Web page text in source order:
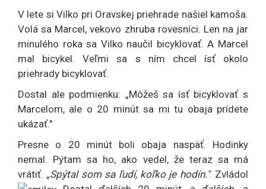
V lete si Vilko pri Oravskej priehrade našiel kamoša.
Volá sa Marcel, vekovo zhruba rovesníci. Len na jar
minulého roka sa Vilko naučil bicyklovať. A Marcel
mal bicykel. Veľmi sa s ním chcel ísť okolo
priehrady bicyklovať.
Dostal ale podmienku: „Môžeš sa ísť bicyklovať s
Marcelom, ale o 20 minút sa mi tu obaja prídete
ukázať."
Presne o 20 minút boli obaja naspäť. Hodinky
nemal. Pýtam sa ho, ako vedel, že teraz sa má
vrátiť. „Spýtal som sa ľudí, koľko je hodín.". Zvládol